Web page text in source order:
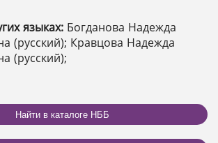
языках: Богданова Надежда
(русский); Кравцова Надежда
(русский);
Найти в каталоге НББ